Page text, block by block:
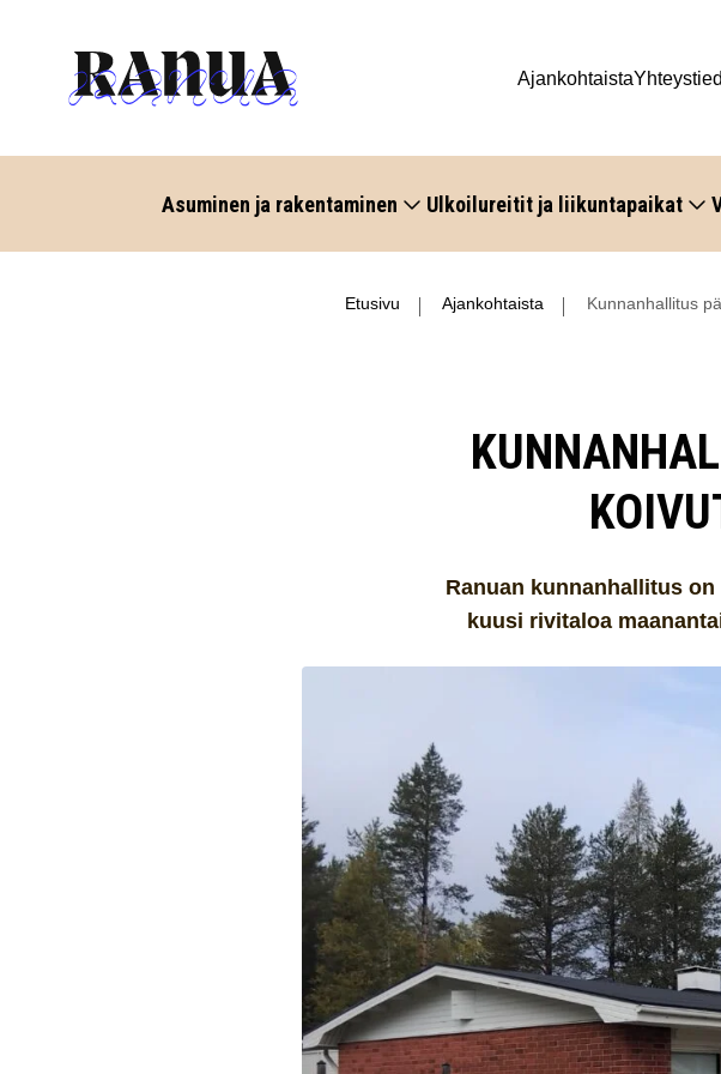
Ajankohtaista
Asuminen ja rakentaminen Ulkoilureitit ja liikuntapaikat
Etusivu Ajankohtaista Kunnanhallitus
Ranuan kunnanhallitus
kuusi rivitaloa